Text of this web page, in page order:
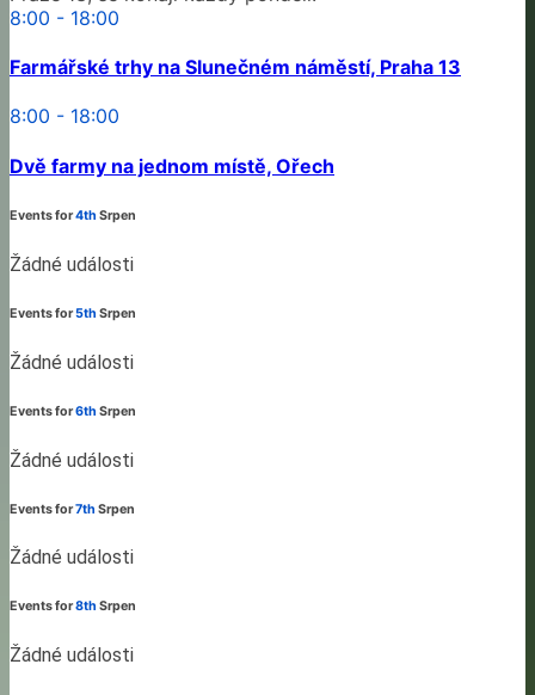
8:00 - 18:00
Farmářské trhy na Slunečném náměstí, Praha 13
8:00 - 18:00
Dvě farmy na jednom místě, Ořech
Events for4th Srpen
Žádné události
Events for5th Srpen
Žádné události
Events for6th Srpen
Žádné události
Events for7th Srpen
Žádné události
Events for8th Srpen
Žádné události